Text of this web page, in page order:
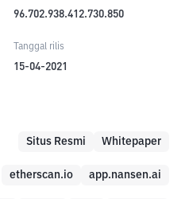
96.702.938.412.730.850
Tanggal rilis
15-04-2021
Situs Resmi Whitepaper
etherscan.io app.nansen.ai